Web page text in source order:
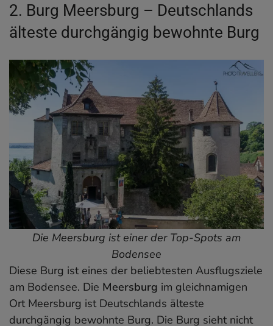
2. Burg Meersburg – Deutschlands
älteste durchgängig bewohnte Burg
Die Meersburg ist einer der Top-Spots am
Bodensee
Diese Burg ist eines der beliebtesten Ausflugsziele
am Bodensee. Die Meersburg im gleichnamigen
Ort Meersburg ist Deutschlands älteste
durchgängig bewohnte Burg. Die Burg sieht nicht